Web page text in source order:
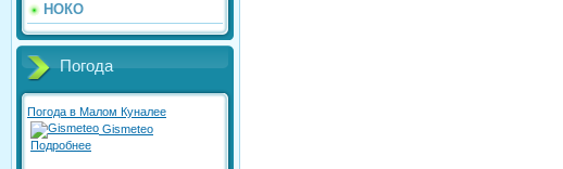
НОКО
Погода
Погода в Малом Куналее
Gismeteo
Подробнее